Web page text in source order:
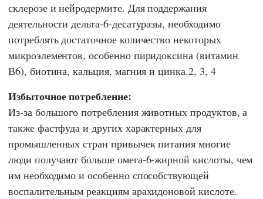
склерозе и нейродермите. Для поддержания
деятельности дельта-6-десатуразы, необходимо
потреблять достаточное количество некоторых
микроэлементов, особенно пиридоксина (витамин
В6), биотина, кальция, магния и цинка.2, 3, 4
Избыточное потребление:
Из-за большого потребления животных продуктов, а
также фастфуда и других характерных для
промышленных стран привычек питания многие
люди получают больше омега-6-жирной кислоты, чем
им необходимо и особенно способствующей
воспалительным реакциям арахидоновой кислоте.